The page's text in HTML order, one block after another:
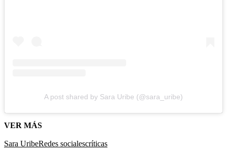
A post shared by Sara Uribe (@sara_uribe)
VER MÁS
Sara UribeRedes socialescríticas